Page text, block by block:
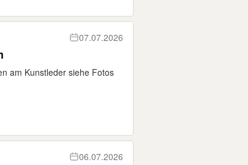
07.07.2026
am Kunstleder siehe Fotos
06.07.2026